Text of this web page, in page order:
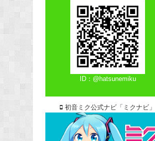
ID：@hatsunemiku
初音ミク公式ナビ「ミクナビ」